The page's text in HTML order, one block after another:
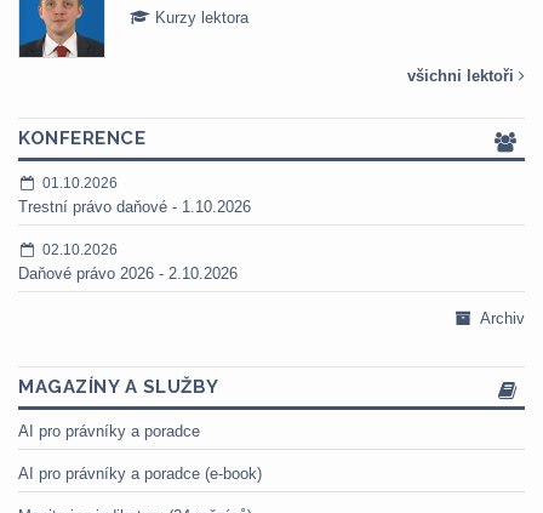
Kurzy lektora
všichni lektoři
KONFERENCE
01.10.2026
Trestní právo daňové - 1.10.2026
02.10.2026
Daňové právo 2026 - 2.10.2026
Archiv
MAGAZÍNY A SLUŽBY
AI pro právníky a poradce
AI pro právníky a poradce (e-book)